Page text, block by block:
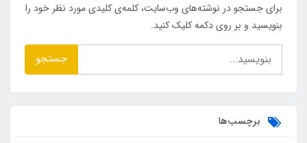
برای جستجو در نوشته‌های وب‌سایت، کلمه‌ی کلیدی مورد نظر خود را
بنویسید و بر روی دکمه کلیک کنید.
جستجو
برچسب‌ها